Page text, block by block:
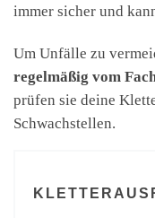
immer sicher und
Um Unfälle zu
regelmäßig vom
prüfen sie deine
Schwachstellen.